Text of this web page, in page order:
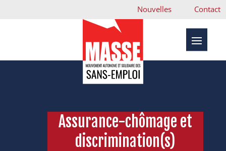
Nouvelles Contact
Assurance-chômage et
discrimination(s)